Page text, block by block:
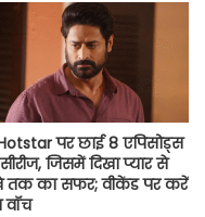
पर छाई 8 एपिसोड्स
जिसमें दिखा प्यार से
तक का सफर; वीकेंड पर करें
वॉच